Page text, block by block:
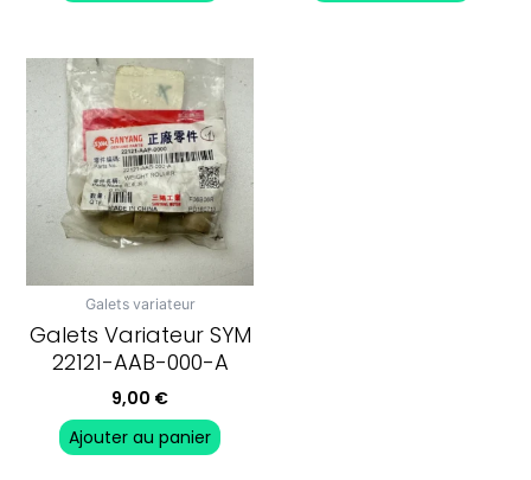
Galets variateur
Galets Variateur SYM
22121-AAB-000-A
9,00 €
Ajouter au panier